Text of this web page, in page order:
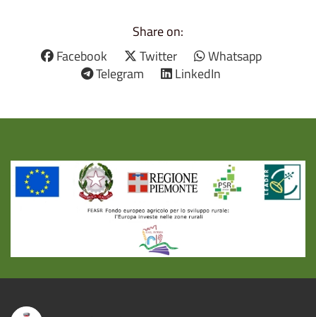
Share on:
Facebook
Twitter
Whatsapp
Telegram
LinkedIn
Title